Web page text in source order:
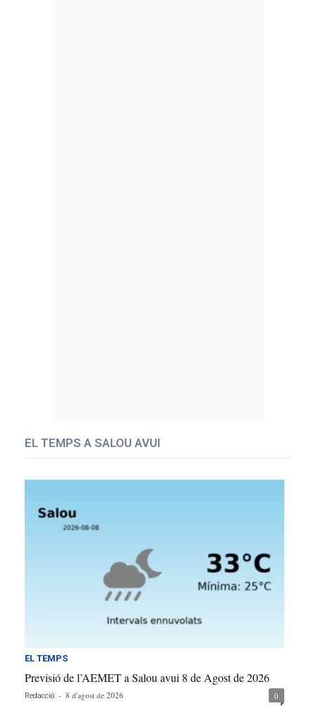
EL TEMPS A SALOU AVUI
EL TEMPS
Previsió de l’AEMET a Salou avui 8 de Agost de 2026
Redacció - 8 d'agost de 2026 0